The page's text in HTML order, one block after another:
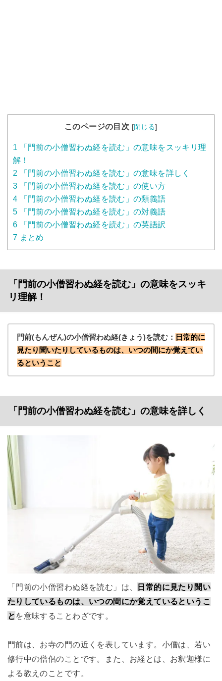
このページの目次 [閉じる]
1 「門前の小僧習わぬ経を読む」の意味をスッキリ理
解！
2 「門前の小僧習わぬ経を読む」の意味を詳しく
3 「門前の小僧習わぬ経を読む」の使い方
4 「門前の小僧習わぬ経を読む」の類義語
5 「門前の小僧習わぬ経を読む」の対義語
6 「門前の小僧習わぬ経を読む」の英語訳
7 まとめ
「門前の小僧習わぬ経を読む」の意味をスッキ
リ理解！
門前(もんぜん)の小僧習わぬ経(きょう)を読む： 日常的に
見たり聞いたりしているものは、いつの間にか覚えてい
るということ
「門前の小僧習わぬ経を読む」の意味を詳しく
「門前の小僧習わぬ経を読む」は、
日常的に見たり聞い
たりしているものは、いつの間にか覚えているというこ
と を意味することわざです。
門前は、お寺の門の近くを表しています。小僧は、若い
修行中の僧侶のことです。また、お経とは、お釈迦様に
よる教えのことです。